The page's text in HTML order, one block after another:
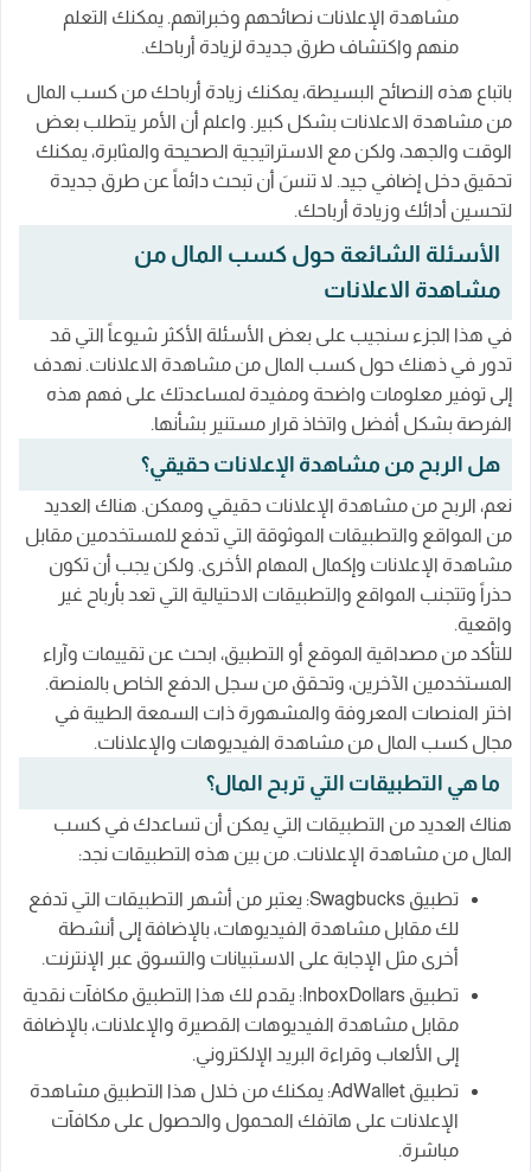
مشاهدة الإعلانات نصائحهم وخبراتهم. يمكنك التعلم
منهم واكتشاف طرق جديدة لزيادة أرباحك.
باتباع هذه النصائح البسيطة، يمكنك زيادة أرباحك من كسب المال
من مشاهدة الاعلانات بشكل كبير. واعلم أن الأمر يتطلب بعض
الوقت والجهد، ولكن مع الاستراتيجية الصحيحة والمثابرة، يمكنك
تحقيق دخل إضافي جيد. لا تنسَ أن تبحث دائماً عن طرق جديدة
لتحسين أدائك وزيادة أرباحك.
الأسئلة الشائعة حول كسب المال من
مشاهدة الاعلانات
في هذا الجزء سنجيب على بعض الأسئلة الأكثر شيوعاً التي قد
تدور في ذهنك حول كسب المال من مشاهدة الاعلانات. نهدف
إلى توفير معلومات واضحة ومفيدة لمساعدتك على فهم هذه
الفرصة بشكل أفضل واتخاذ قرار مستنير بشأنها.
هل الربح من مشاهدة الإعلانات حقيقي؟
نعم، الربح من مشاهدة الإعلانات حقيقي وممكن. هناك العديد
من المواقع والتطبيقات الموثوقة التي تدفع للمستخدمين مقابل
مشاهدة الإعلانات وإكمال المهام الأخرى. ولكن يجب أن تكون
حذراً وتتجنب المواقع والتطبيقات الاحتيالية التي تعد بأرباح غير
واقعية.
للتأكد من مصداقية الموقع أو التطبيق، ابحث عن تقييمات وآراء
المستخدمين الآخرين، وتحقق من سجل الدفع الخاص بالمنصة.
اختر المنصات المعروفة والمشهورة ذات السمعة الطيبة في
مجال كسب المال من مشاهدة الفيديوهات والإعلانات.
ما هي التطبيقات التي تربح المال؟
هناك العديد من التطبيقات التي يمكن أن تساعدك في كسب
المال من مشاهدة الإعلانات. من بين هذه التطبيقات نجد:
تطبيق Swagbucks: يعتبر من أشهر التطبيقات التي تدفع
لك مقابل مشاهدة الفيديوهات، بالإضافة إلى أنشطة
أخرى مثل الإجابة على الاستبيانات والتسوق عبر الإنترنت.
تطبيق InboxDollars: يقدم لك هذا التطبيق مكافآت نقدية
مقابل مشاهدة الفيديوهات القصيرة والإعلانات، بالإضافة
إلى الألعاب وقراءة البريد الإلكتروني.
تطبيق AdWallet: يمكنك من خلال هذا التطبيق مشاهدة
الإعلانات على هاتفك المحمول والحصول على مكافآت
مباشرة.